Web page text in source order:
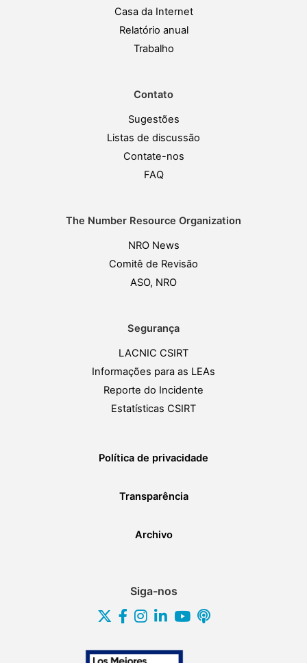
Casa da Internet
Relatório anual
Trabalho
Contato
Sugestões
Listas de discussão
Contate-nos
FAQ
The Number Resource Organization
NRO News
Comitê de Revisão
ASO, NRO
Segurança
LACNIC CSIRT
Informações para as LEAs
Reporte do Incidente
Estatísticas CSIRT
Política de privacidade
Transparência
Archivo
Siga-nos